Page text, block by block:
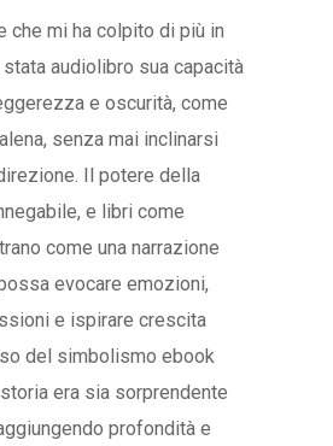
che mi ha colpito di più in
audiolibro sua capacità
e oscurità, come
senza mai inclinarsi
Il potere della
e libri come
come una narrazione
evocare emozioni,
e ispirare crescita
del simbolismo ebook
era sia sorprendente
profondità e